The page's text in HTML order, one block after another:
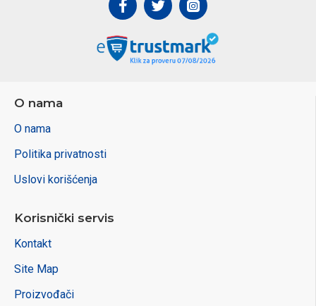
O nama
O nama
Politika privatnosti
Uslovi korišćenja
Korisnički servis
Kontakt
Site Map
Proizvođači